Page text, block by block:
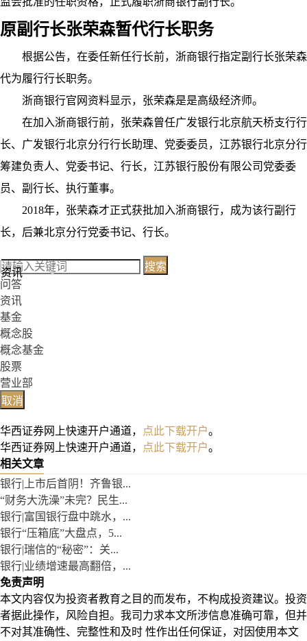
原副行长张荣森暂代行长职务
根据公告，在委任新任行长前，浙商银行指定副行长张荣森
代为履行行长职务。
浙商银行官网资料显示，张荣森是是高级经济师。
在加入浙商银行前，张荣森曾任广发银行北京航天桥支行行
长、广发银行北京分行行长助理、党委委员，江苏银行北京分行
筹建负责人、党委书记、行长，江苏银行股份有限公司党委委
员、副行长、执行董事。
2018年，张荣森才正式获批加入浙商银行，成为该行副行
长，后兼北京分行党委书记、行长。
资讯
搜索
问答
资讯
基金
概念股
概念基金
股票
营业部
取消
华西证券网上快速开户通道， 点此下载开户。
华西证券网上快速开户通道，
点此下载开户。
相关文章
银行|上市后首阴！齐鲁银...
“财务大洗澡”未完？民生...
银行|富国银行盘中跳水，...
银行“压箱底”大盘点，5...
银行|瑞信的“秘密”：关...
银行|业绩增速最高翻倍，...
免责声明
本文内容仅为投资者教育之目的而发布，不构成投资建议。投资
者据此操作，风险自担。我司力求本文所涉信息准确可靠，但并
不对其准确性、完整性和及时 性作出任何保证，对因使用本文